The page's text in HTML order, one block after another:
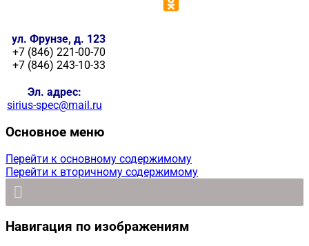
ул. Фрунзе, д. 123
+7 (846) 221-00-70
+7 (846) 243-10-33
Эл. адрес:
sirius-spec@mail.ru
Основное меню
Перейти к основному содержимому
Перейти к вторичному содержимому
Навигация по изображениям